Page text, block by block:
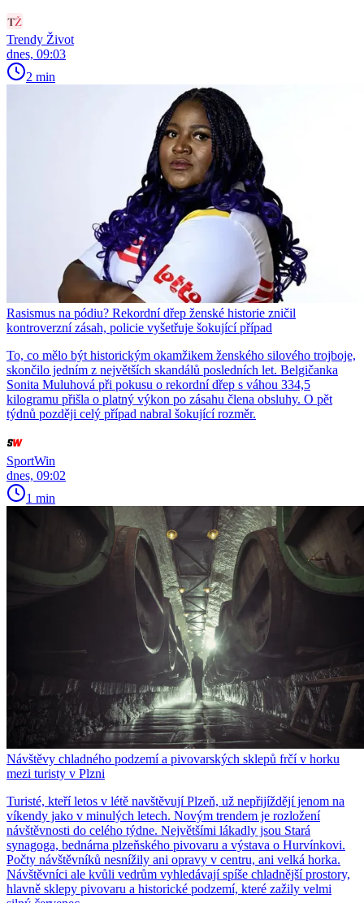
Trendy Život
dnes, 09:03
2 min
Rasismus na pódiu? Rekordní dřep ženské historie zničil
kontroverzní zásah, policie vyšetřuje šokující případ
To, co mělo být historickým okamžikem ženského silového trojboje,
skončilo jedním z největších skandálů posledních let. Belgičanka
Sonita Muluhová při pokusu o rekordní dřep s váhou 334,5
kilogramu přišla o platný výkon po zásahu člena obsluhy. O pět
týdnů později celý případ nabral šokující rozměr.
SportWin
dnes, 09:02
1 min
Návštěvy chladného podzemí a pivovarských sklepů frčí v horku
mezi turisty v Plzni
Turisté, kteří letos v létě navštěvují Plzeň, už nepřijíždějí jenom na
víkendy jako v minulých letech. Novým trendem je rozložení
návštěvnosti do celého týdne. Největšími lákadly jsou Stará
synagoga, bednárna plzeňského pivovaru a výstava o Hurvínkovi.
Počty návštěvníků nesnížily ani opravy v centru, ani velká horka.
Návštěvníci ale kvůli vedrům vyhledávají spíše chladnější prostory,
hlavně sklepy pivovaru a historické podzemí, které zažily velmi